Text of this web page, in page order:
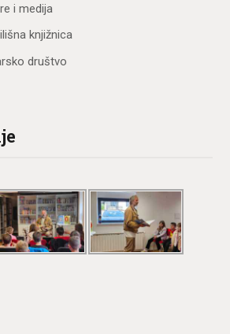
i medija
knjižnica
društvo